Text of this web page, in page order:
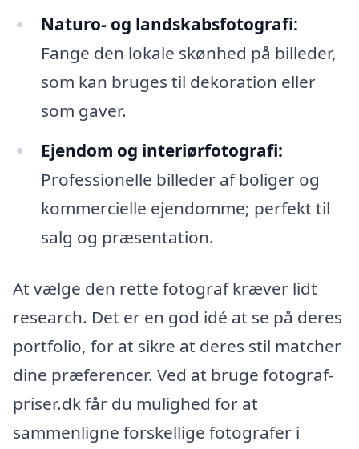
Naturo- og landskabsfotografi:
Fange den lokale skønhed på billeder,
som kan bruges til dekoration eller
som gaver.
Ejendom og interiørfotografi:
Professionelle billeder af boliger og
kommercielle ejendomme; perfekt til
salg og præsentation.
At vælge den rette fotograf kræver lidt
research. Det er en god idé at se på deres
portfolio, for at sikre at deres stil matcher
dine præferencer. Ved at bruge fotograf-
priser.dk får du mulighed for at
sammenligne forskellige fotografer i